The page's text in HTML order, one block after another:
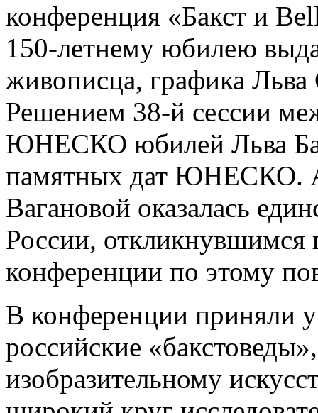
конференция «Бакст и
150-летнему юбилею
живописца, графика Льва
Решением 38-й сессии
ЮНЕСКО юбилей Льва
памятных дат ЮНЕСКО.
Вагановой оказалась
России, откликнувшимся
конференции по этому
В конференции приняли
российские
изобразительному